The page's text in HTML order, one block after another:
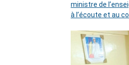
ministre de
à l’écoute et au